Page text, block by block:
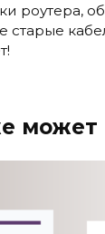
роутера,
старые
может